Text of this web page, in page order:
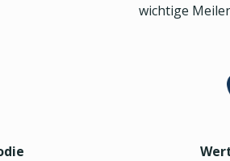
wichtige